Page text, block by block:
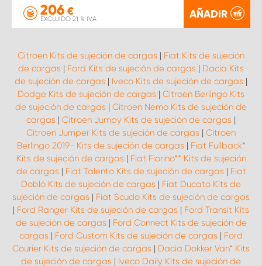
206 €
EXCLUIDO 21 % IVA AÑADIR
Citroen Kits de sujeción de cargas | Fiat Kits de sujeción
de cargas | Ford Kits de sujeción de cargas | Dacia Kits
de sujeción de cargas | Iveco Kits de sujeción de cargas |
Dodge Kits de sujeción de cargas | Citroen Berlingo Kits
de sujeción de cargas | Citroen Nemo Kits de sujeción de
cargas | Citroen Jumpy Kits de sujeción de cargas |
Citroen Jumper Kits de sujeción de cargas | Citroen
Berlingo 2019- Kits de sujeción de cargas | Fiat Fullback*
Kits de sujeción de cargas | Fiat Fiorino** Kits de sujeción
de cargas | Fiat Talento Kits de sujeción de cargas | Fiat
Doblò Kits de sujeción de cargas | Fiat Ducato Kits de
sujeción de cargas | Fiat Scudo Kits de sujeción de cargas
| Ford Ranger Kits de sujeción de cargas | Ford Transit Kits
de sujeción de cargas | Ford Connect Kits de sujeción de
cargas | Ford Custom Kits de sujeción de cargas | Ford
Courier Kits de sujeción de cargas | Dacia Dokker Van* Kits
de sujeción de cargas | Iveco Daily Kits de sujeción de